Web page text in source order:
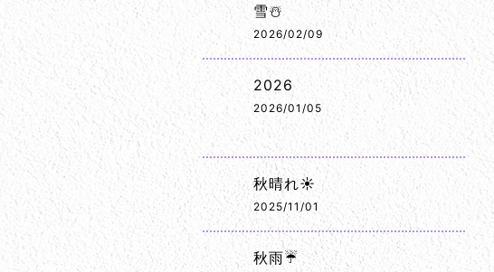
雪☃️
2026/02/09
2026
2026/01/05
秋晴れ☀️
2025/11/01
秋雨☔